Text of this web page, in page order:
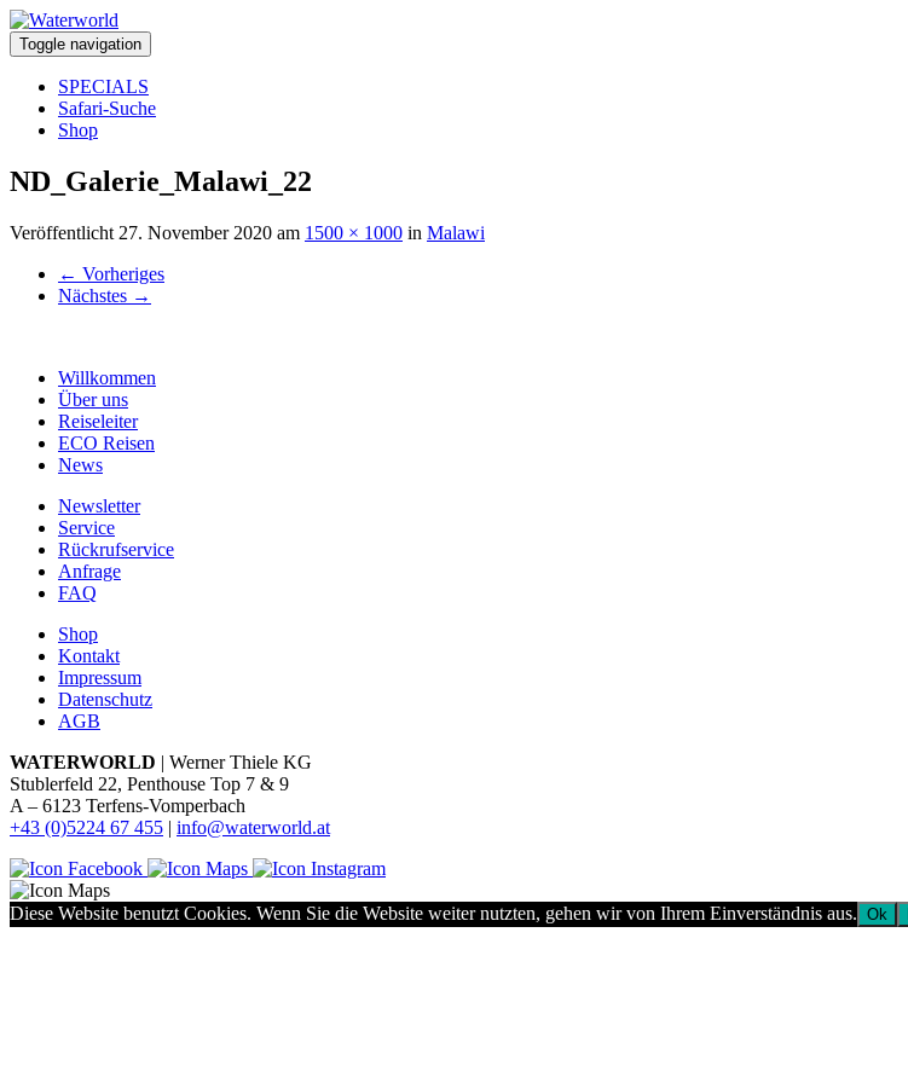
Toggle navigation
SPECIALS
Safari-Suche
Shop
ND_Galerie_Malawi_22
Veröffentlicht 27. November 2020 am 1500 × 1000 in Malawi
← Vorheriges
Nächstes →
Willkommen
Über uns
Reiseleiter
ECO Reisen
News
Newsletter
Service
Rückrufservice
Anfrage
FAQ
Shop
Kontakt
Impressum
Datenschutz
AGB
WATERWORLD | Werner Thiele KG
Stublerfeld 22, Penthouse Top 7 & 9
A – 6123 Terfens-Vomperbach
+43 (0)5224 67 455 | info@waterworld.at
Diese Website benutzt Cookies. Wenn Sie die Website weiter nutzten, gehen wir von Ihrem Einverständnis aus. Ok